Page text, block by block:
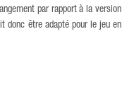
par rapport à la version
donc être adapté pour le jeu en